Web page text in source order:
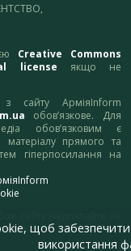
Creative Commons
license якщо не
сайту АрміяInform
обов’язкове. Для
обов’язковим є
прямого та
гіперпосилання на
щоб
використання